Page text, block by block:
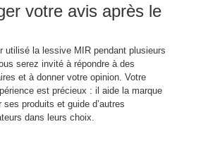
votre avis après le
utilisé la lessive MIR pendant plusieurs
serez invité à répondre à des
et à donner votre opinion. Votre
est précieux : il aide la marque
ses produits et guide d’autres
dans leurs choix.